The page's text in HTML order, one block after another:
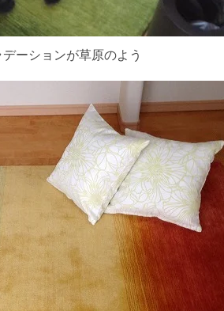
ーションが草原のよう